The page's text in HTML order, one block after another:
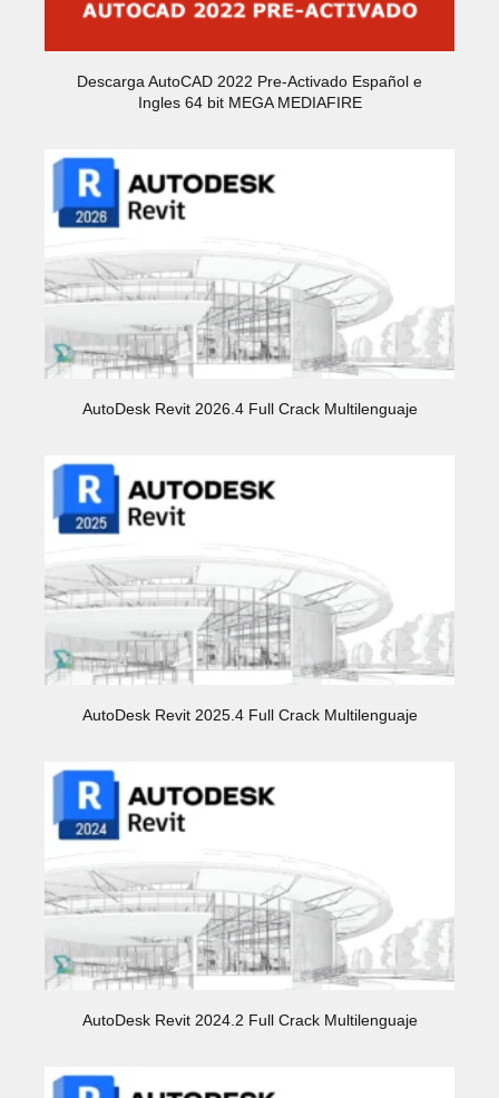
Descarga AutoCAD 2022 Pre-Activado Español e
Ingles 64 bit MEGA MEDIAFIRE
AutoDesk Revit 2026.4 Full Crack Multilenguaje
AutoDesk Revit 2025.4 Full Crack Multilenguaje
AutoDesk Revit 2024.2 Full Crack Multilenguaje